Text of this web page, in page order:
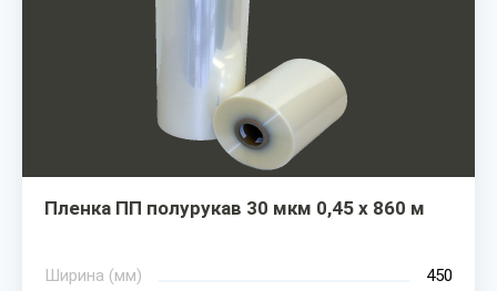
Пленка ПП полурукав 30 мкм 0,45 х 860 м
Ширина (мм)
450